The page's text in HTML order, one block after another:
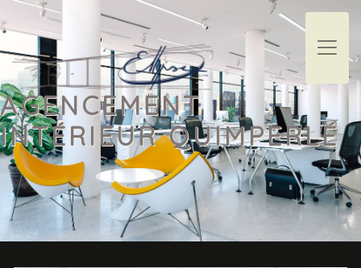
Panneau de gestion des cookies
AGENCEMENT
INTÉRIEUR QUIMPERLÉ